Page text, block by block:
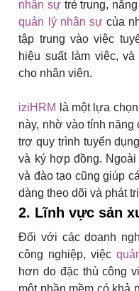
nhân sự trẻ trung,
quản lý nhân sựcủa
tập trung vào việc
hiệu suất làm việc,
cho nhân viên.
iziHRM
là một lựa
này, nhờ vào tính năng
trợ quy trình tuyển
và ký hợp đồng.
và đào tạo cũng giúp
dàng theo dõi và phát
2. Lĩnh vực sản
Đối với các doanh
công nghiệp, việc
hơn do đặc thù công